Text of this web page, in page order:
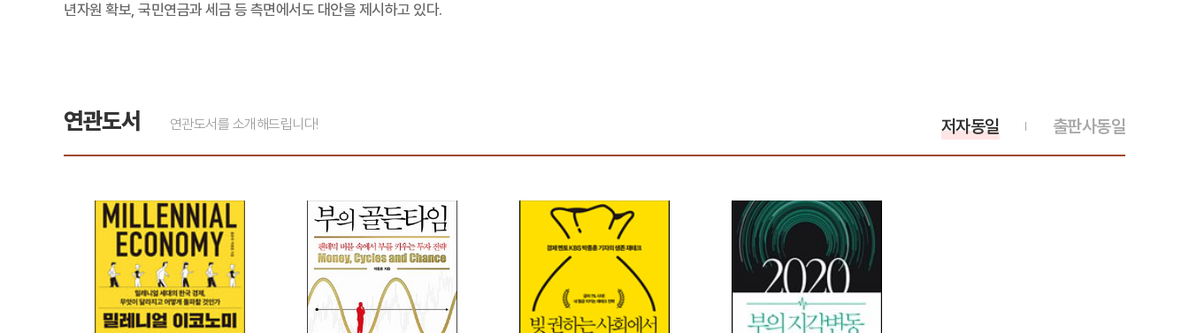
년자원 확보, 국민연금과 세금 등 측면에서도 대안을 제시하고 있다.
연관도서 연관도서를 소개해드립니다! 출판사동일
저자동일